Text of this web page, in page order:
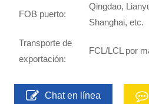
FOB puerto:
Qingdao,
Shanghai, etc.
Transporte de
exportación:
FCL/LCL por
Chat en línea